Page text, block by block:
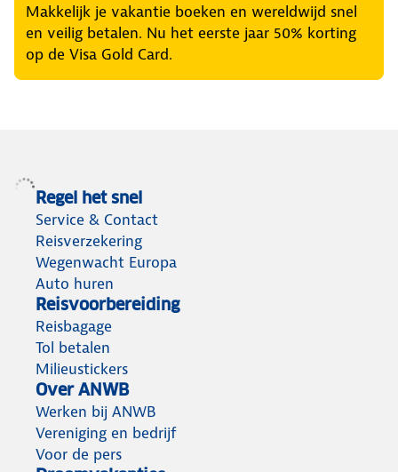
Makkelijk je vakantie boeken en wereldwijd snel
en veilig betalen. Nu het eerste jaar 50% korting
op de Visa Gold Card.
Regel het snel
Service & Contact
Reisverzekering
Wegenwacht Europa
Auto huren
Reisvoorbereiding
Reisbagage
Tol betalen
Milieustickers
Over ANWB
Werken bij ANWB
Vereniging en bedrijf
Voor de pers